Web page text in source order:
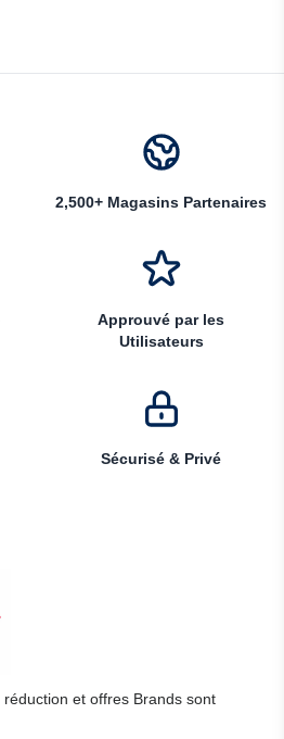
2,500+ Magasins Partenaires
Approuvé par les
Utilisateurs
Sécurisé & Privé
et offres Brands sont